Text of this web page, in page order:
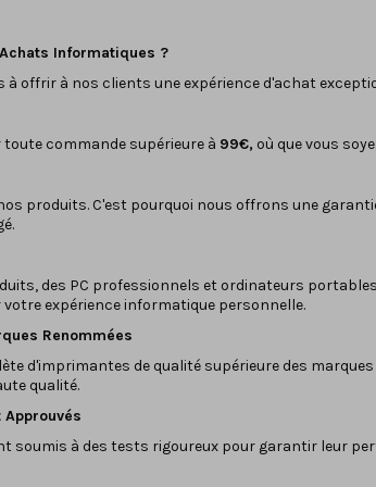
Informatiques ?
à offrir à nos clients une expérience d'achat
commande supérieure à 99€, où que vous
produits. C'est pourquoi nous offrons une
des PC professionnels et ordinateurs
expérience informatique personnelle.
Renommées
d'imprimantes de qualité supérieure des
qualité.
soumis à des tests rigoureux pour garantir leur